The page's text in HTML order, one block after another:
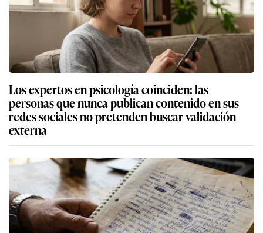
Los expertos en psicología coinciden: las
personas que nunca publican contenido en sus
redes sociales no pretenden buscar validación
externa